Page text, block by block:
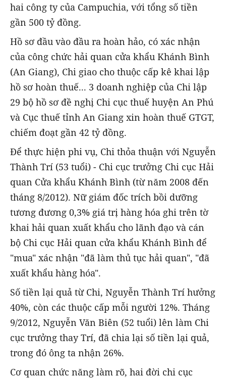
hai công ty của Campuchia, với tổng số tiền
gần 500 tỷ đồng.
Hồ sơ đầu vào đầu ra hoàn hảo, có xác nhận
của công chức hải quan cửa khẩu Khánh Bình
(An Giang), Chi giao cho thuộc cấp kê khai lập
hồ sơ hoàn thuế... 3 doanh nghiệp của Chi lập
29 bộ hồ sơ đề nghị Chi cục thuế huyện An Phú
và Cục thuế tỉnh An Giang xin hoàn thuế GTGT,
chiếm đoạt gần 42 tỷ đồng.
Để thực hiện phi vụ, Chi thỏa thuận với Nguyễn
Thành Trí (53 tuổi) - Chi cục trưởng Chi cục Hải
quan Cửa khẩu Khánh Bình (từ năm 2008 đến
tháng 8/2012). Nữ giám đốc trích bồi dưỡng
tương đương 0,3% giá trị hàng hóa ghi trên tờ
khai hải quan xuất khẩu cho lãnh đạo và cán
bộ Chi cục Hải quan cửa khẩu Khánh Bình để
"mua" xác nhận "đã làm thủ tục hải quan", "đã
xuất khẩu hàng hóa".
Số tiền lại quả từ Chi, Nguyễn Thành Trí hưởng
40%, còn các thuộc cấp mỗi người 12%. Tháng
9/2012, Nguyễn Văn Biên (52 tuổi) lên làm Chi
cục trưởng thay Trí, đã chia lại số tiền lại quả,
trong đó ông ta nhận 26%.
Cơ quan chức năng làm rõ, hai đời chi cục